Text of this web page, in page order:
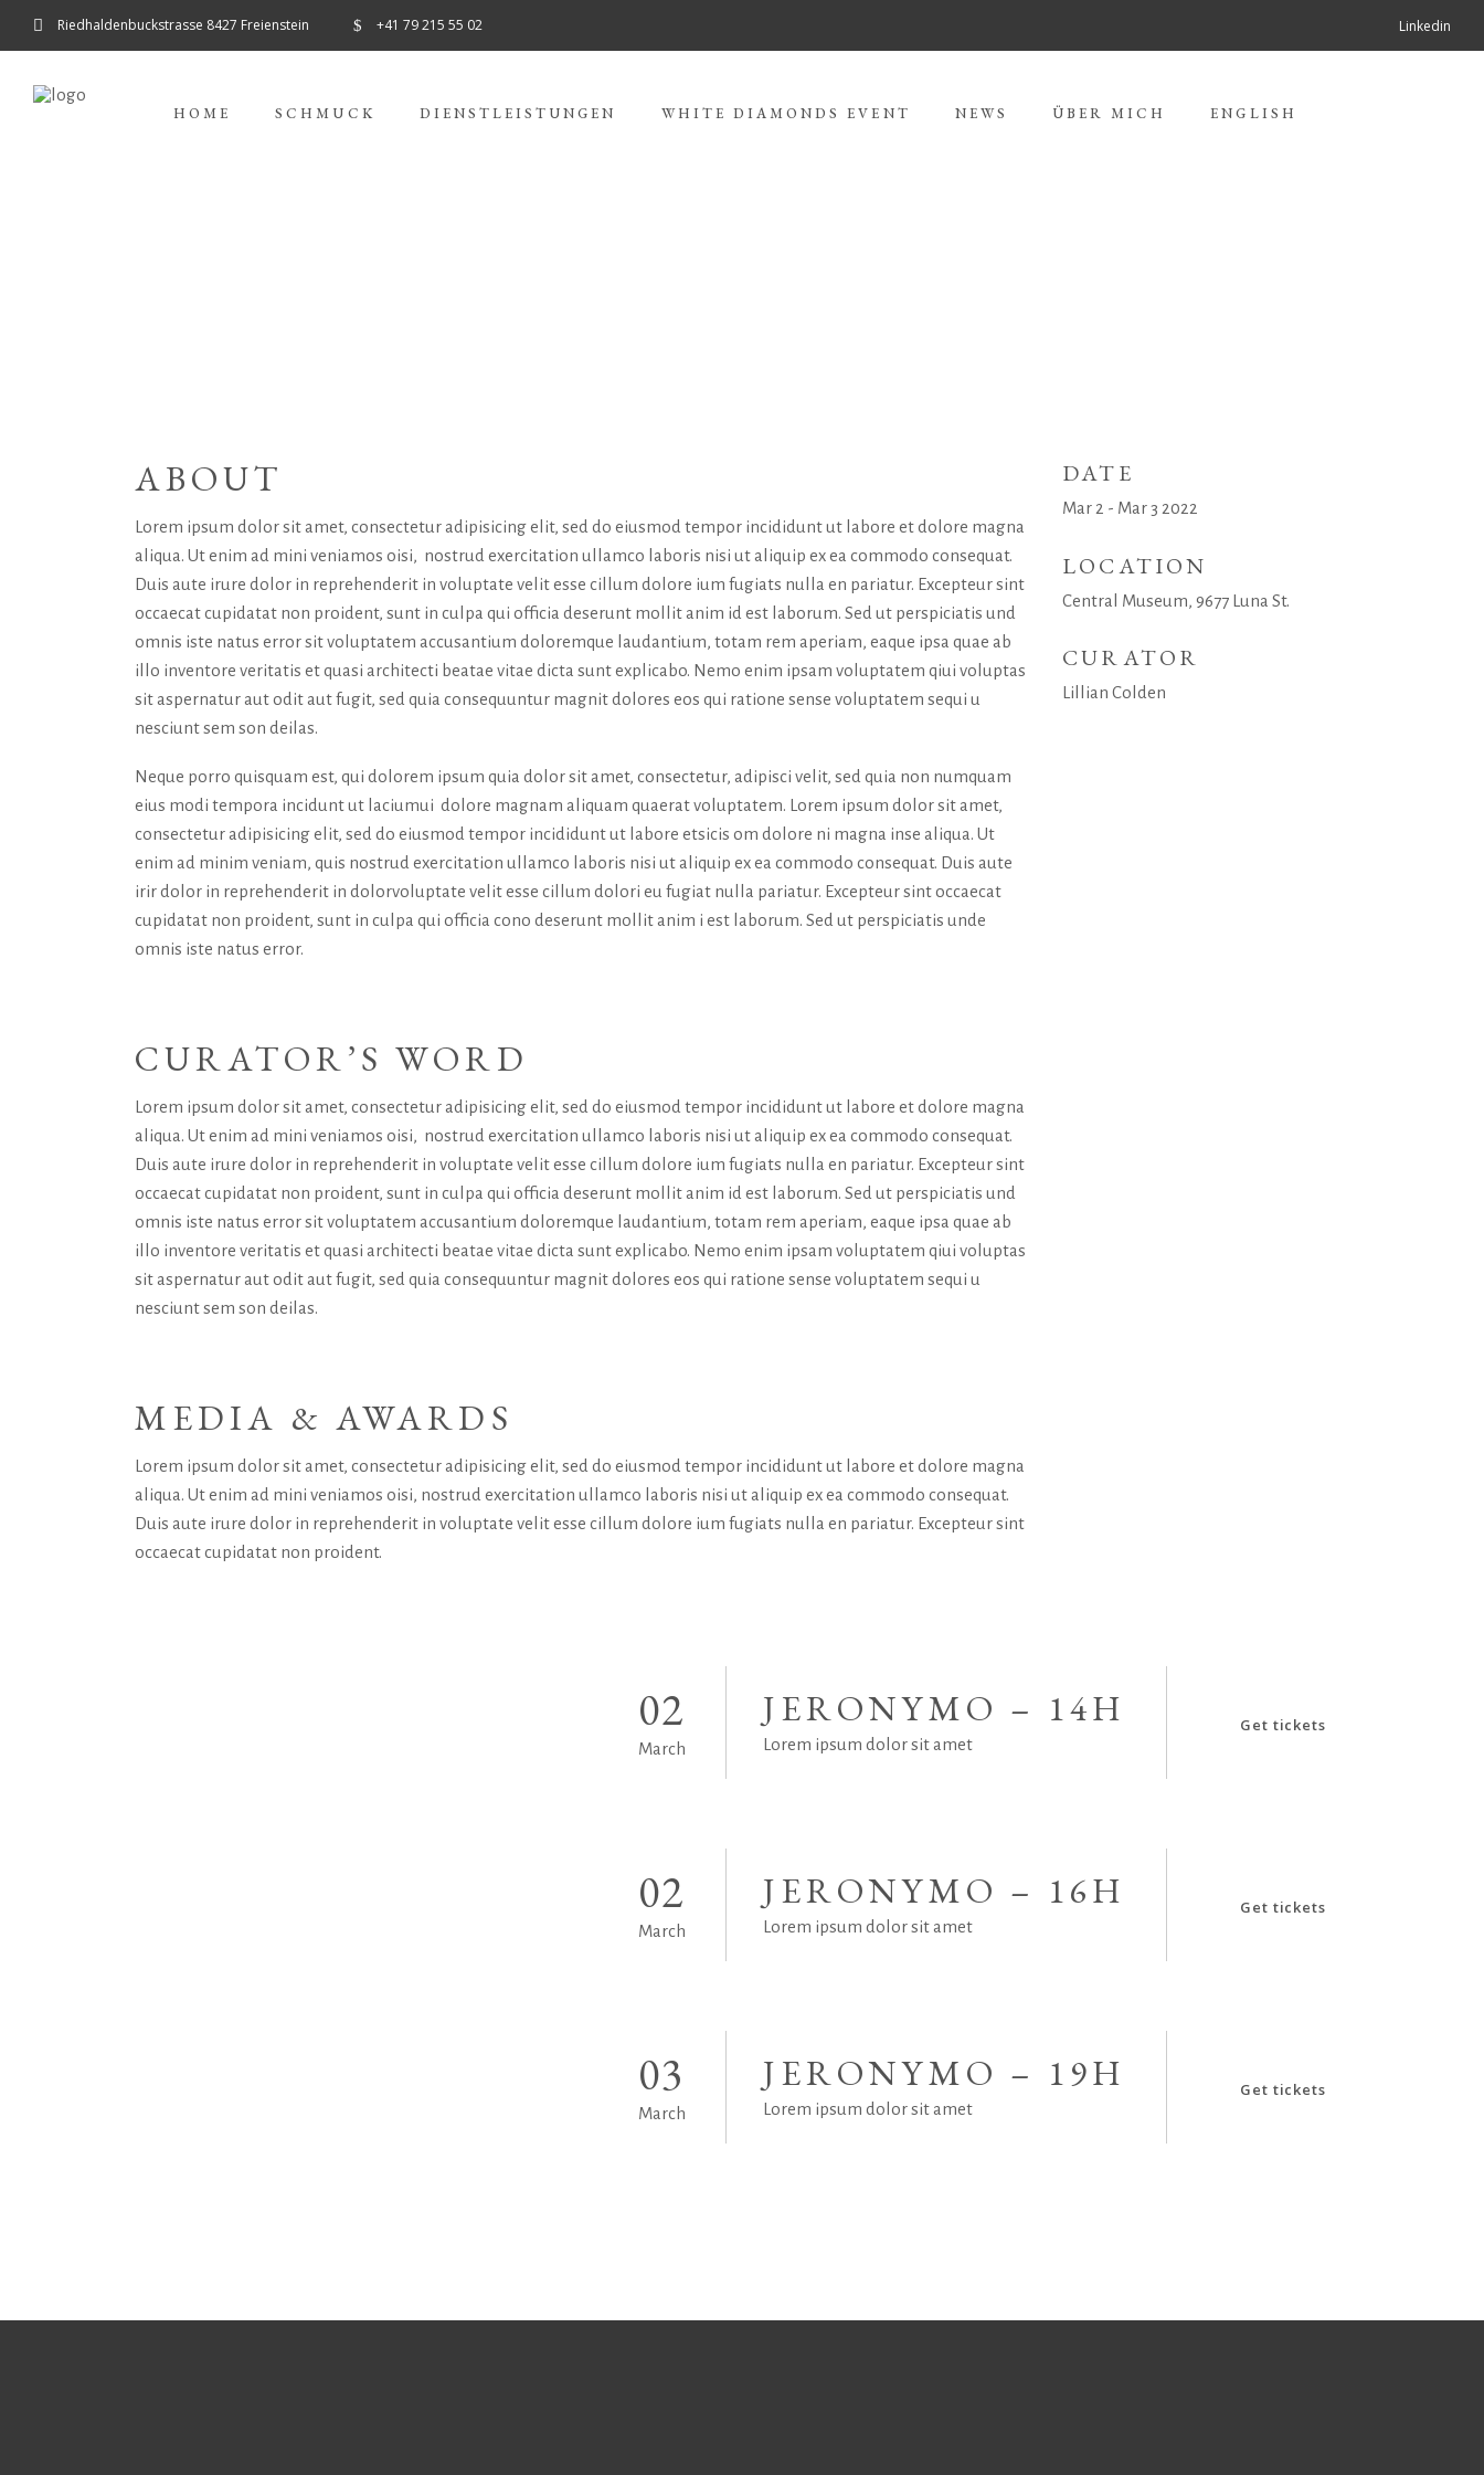
Riedhaldenbuckstrasse 8427 Freienstein +41 79 215 55 02 Linkedin
HOME SCHMUCK DIENSTLEISTUNGEN WHITE DIAMONDS EVENT NEWS ÜBER MICH ENGLISH
ABOUT
Lorem ipsum dolor sit amet, consectetur adipisicing elit, sed do eiusmod tempor incididunt ut labore et dolore magna
aliqua. Ut enim ad mini veniamos oisi, nostrud exercitation ullamco laboris nisi ut aliquip ex ea commodo consequat.
Duis aute irure dolor in reprehenderit in voluptate velit esse cillum dolore ium fugiats nulla en pariatur. Excepteur sint
occaecat cupidatat non proident, sunt in culpa qui officia deserunt mollit anim id est laborum. Sed ut perspiciatis und
omnis iste natus error sit voluptatem accusantium doloremque laudantium, totam rem aperiam, eaque ipsa quae ab
illo inventore veritatis et quasi architecti beatae vitae dicta sunt explicabo. Nemo enim ipsam voluptatem qiui voluptas
sit aspernatur aut odit aut fugit, sed quia consequuntur magnit dolores eos qui ratione sense voluptatem sequi u
nesciunt sem son deilas.
Neque porro quisquam est, qui dolorem ipsum quia dolor sit amet, consectetur, adipisci velit, sed quia non numquam
eius modi tempora incidunt ut laciumui dolore magnam aliquam quaerat voluptatem. Lorem ipsum dolor sit amet,
consectetur adipisicing elit, sed do eiusmod tempor incididunt ut labore etsicis om dolore ni magna inse aliqua. Ut
enim ad minim veniam, quis nostrud exercitation ullamco laboris nisi ut aliquip ex ea commodo consequat. Duis aute
irir dolor in reprehenderit in dolorvoluptate velit esse cillum dolori eu fugiat nulla pariatur. Excepteur sint occaecat
cupidatat non proident, sunt in culpa qui officia cono deserunt mollit anim i est laborum. Sed ut perspiciatis unde
omnis iste natus error.
CURATOR’S WORD
Lorem ipsum dolor sit amet, consectetur adipisicing elit, sed do eiusmod tempor incididunt ut labore et dolore magna
aliqua. Ut enim ad mini veniamos oisi, nostrud exercitation ullamco laboris nisi ut aliquip ex ea commodo consequat.
Duis aute irure dolor in reprehenderit in voluptate velit esse cillum dolore ium fugiats nulla en pariatur. Excepteur sint
occaecat cupidatat non proident, sunt in culpa qui officia deserunt mollit anim id est laborum. Sed ut perspiciatis und
omnis iste natus error sit voluptatem accusantium doloremque laudantium, totam rem aperiam, eaque ipsa quae ab
illo inventore veritatis et quasi architecti beatae vitae dicta sunt explicabo. Nemo enim ipsam voluptatem qiui voluptas
sit aspernatur aut odit aut fugit, sed quia consequuntur magnit dolores eos qui ratione sense voluptatem sequi u
nesciunt sem son deilas.
MEDIA & AWARDS
Lorem ipsum dolor sit amet, consectetur adipisicing elit, sed do eiusmod tempor incididunt ut labore et dolore magna
aliqua. Ut enim ad mini veniamos oisi, nostrud exercitation ullamco laboris nisi ut aliquip ex ea commodo consequat.
Duis aute irure dolor in reprehenderit in voluptate velit esse cillum dolore ium fugiats nulla en pariatur. Excepteur sint
occaecat cupidatat non proident.
DATE
Mar 2 - Mar 3 2022
LOCATION
Central Museum, 9677 Luna St.
CURATOR
Lillian Colden
02
March
JERONYMO – 14H
Lorem ipsum dolor sit amet
Get tickets
02
March
JERONYMO – 16H
Lorem ipsum dolor sit amet
Get tickets
03
March
JERONYMO – 19H
Lorem ipsum dolor sit amet
Get tickets